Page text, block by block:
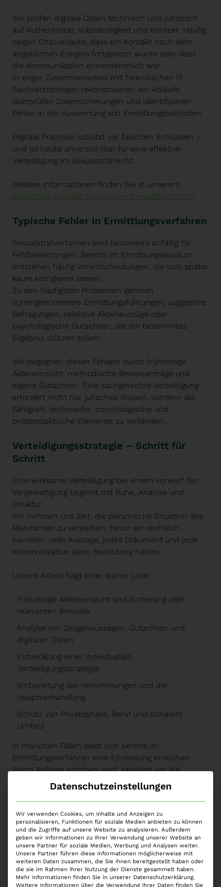
Wir prüfen digitale Daten technisch und juristisch
auf Authentizität, Vollständigkeit und Kontext. Häufig
zeigen Chatverläufe, dass ein Kontakt nach dem
angeblichen Ereignis fortgesetzt wurde oder dass
die Kommunikation einvernehmlich war.
In enger Zusammenarbeit mit forensischen IT-
Sachverständigen rekonstruieren wir Abläufe,
überprüfen Datensicherungen und identifizieren
Fehler in der Auswertung von Ermittlungsbehörden.
Digitale Präzision schützt vor falschen Schlüssen –
und ist heute unverzichtbar für eine effektive
Verteidigung im Sexualstrafrecht.
Weitere Informationen finden Sie in unserem
Blogartikel „Digitale Beweise im Sexualstrafrecht“.
Typische Fehler in Ermittlungsverfahren
Sexualstrafverfahren sind besonders anfällig für
Fehlbewertungen. Bereits im Ermittlungsstadium
entstehen häufig Vorentscheidungen, die sich später
kaum korrigieren lassen.
Zu den häufigsten Problemen gehören
voreingenommene Ermittlungsführungen, suggestive
Befragungen, selektive Aktenauszüge oder
psychologische Gutachten, die ein bestimmtes
Ergebnis stützen sollen.
Wir begegnen diesen Fehlern durch frühzeitige
Akteneinsicht, methodische Beweisanträge und
eigene Gutachten. Eine sachgerechte Verteidigung
erfordert nicht nur jurisches Wissen, sondern die
Fähigkeit, technische, psychologische und
prozesstaktische Elemente zu verbinden.
Verteidigungsstrategie – Schritt für
Schritt
Eine wirksame Verteidigung bei einem Vorwurf der
Vergewaltigung beginnt mit Ruhe, Analyse und
Struktur.
Wir nehmen uns Zeit, die persönliche Situation des
Mandanten zu verstehen, bevor wir rechtlich
handeln. Jede Aussage, jedes Dokument und jede
Kommunikation kann Bedeutung haben.
Unsere Arbeit folgt einer klaren Linie:
Frühzeitige Akteneinsicht und Sicherung aller
relevanten Beweise
Analyse von Zeugenaussagen, Gutachten und
digitalen Daten
Entwicklung einer individuellen
Verteidigungsstrategie
Vorbereitung der Vernehmungen und der
Hauptverhandlung
Schutz von Privatsphäre, Beruf und sozialem
Umfeld
In manchen Fällen lässt sich bereits im
Ermittlungsverfahren eine Einstellung erreichen.
Wenn Anklage erhoben wird, bereiten wir die
Hauptverhandlung akribisch vor und legen alle
entlastenden Aspekte offen.
Unser Ziel ist, die Wahrheit sichtbar zu machen –
ohne Spekulation, ohne Vorverurteilung.
Überblick
Ein Verfahren wegen Vergewaltigung ist für die
Betroffenen oft schwer einzuordnen.
Datenschutzeinstellungen
Wir verwenden Cookies, um Inhalte und Anzeigen zu
personalisieren, Funktionen für soziale Medien anbieten zu können
und die Zugriffe auf unsere Website zu analysieren. Außerdem
geben wir Informationen zu Ihrer Verwendung unserer Website an
unsere Partner für soziale Medien, Werbung und Analysen weiter.
Unsere Partner führen diese Informationen möglicherweise mit
weiteren Daten zusammen, die Sie ihnen bereitgestellt haben oder
die sie im Rahmen Ihrer Nutzung der Dienste gesammelt haben.
Mehr Informationen finden Sie in unserer Datenschutzerklärung.
Weitere Informationen über die Verwendung Ihrer Daten finden Sie